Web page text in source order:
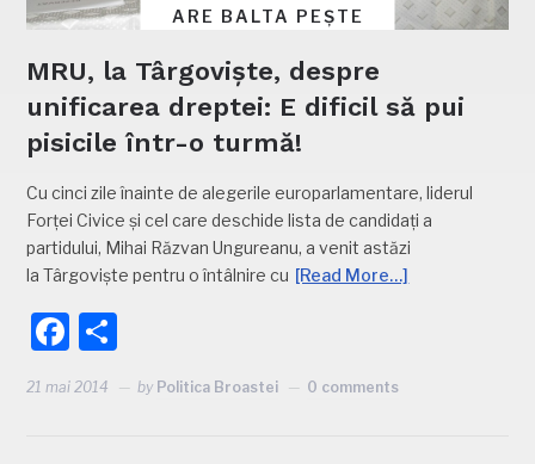
ARE BALTA PEȘTE
MRU, la Târgoviște, despre
unificarea dreptei: E dificil să pui
pisicile într-o turmă!
Cu cinci zile înainte de alegerile europarlamentare, liderul
Forței Civice și cel care deschide lista de candidați a
partidului, Mihai Răzvan Ungureanu, a venit astăzi
la Târgoviște pentru o întâlnire cu [Read More…]
Facebook
21 mai 2014 by Politica Broastei 0 comments